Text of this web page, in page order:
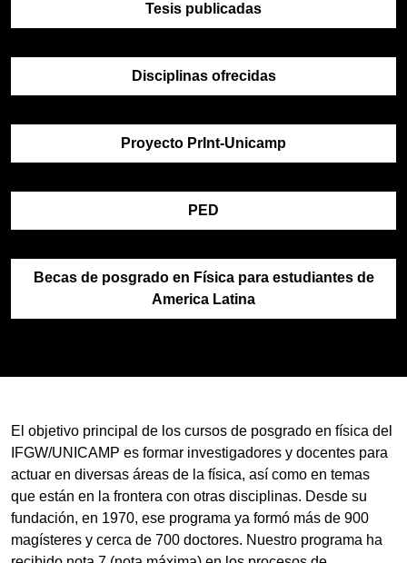
Tesis publicadas
Disciplinas ofrecidas
Proyecto PrInt-Unicamp
PED
Becas de posgrado en Física para estudiantes de
America Latina
El objetivo principal de los cursos de posgrado en física del
IFGW/UNICAMP es formar investigadores y docentes para
actuar en diversas áreas de la física, así como en temas
que están en la frontera con otras disciplinas. Desde su
fundación, en 1970, ese programa ya formó más de 900
magísteres y cerca de 700 doctores. Nuestro programa ha